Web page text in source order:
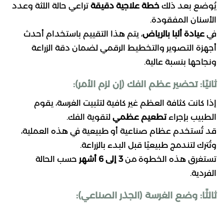
يُوضع بعد ذلك خطة علاجية دقيقة تراعي حالة اللثة وعدد
الأسنان المفقودة.
في عيادة ألبا بالرياض، يتم هذا التقييم باستخدام أحدث
أجهزة التصوير والتخطيط الرقمي لضمان دقة الزراعة
ونجاحها بنسبة عالية.
ثانيًا: تحضير عظم الفك (إن لزم الأمر):
إذا كانت كثافة العظم غير كافية لتثبيت الغرسة، يقوم
الطبيب بإجراءتطعيم عظمي لتقوية الفك.
قد تُستخدم عظام صناعية أو طبيعية في هذه العملية،
وتُترك لتندمج طبيعيًا قبل البدء بالزراعة.
تستغرق هذه الخطوة من3 إلى 6 أشهر
حسب الحالة
الفردية.
ثالثًا: وضع الغرسة (الجذر الصناعي):